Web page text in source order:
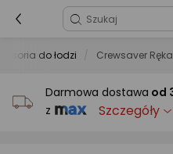
do łodzi Crewsaver
Darmowa dostawa od
z
Szczegóły